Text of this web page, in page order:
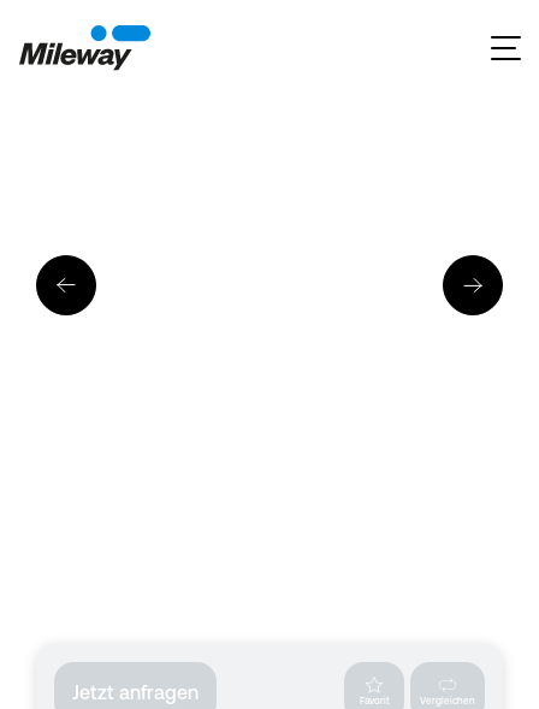
Jetzt anfragen Favorit Vergleichen